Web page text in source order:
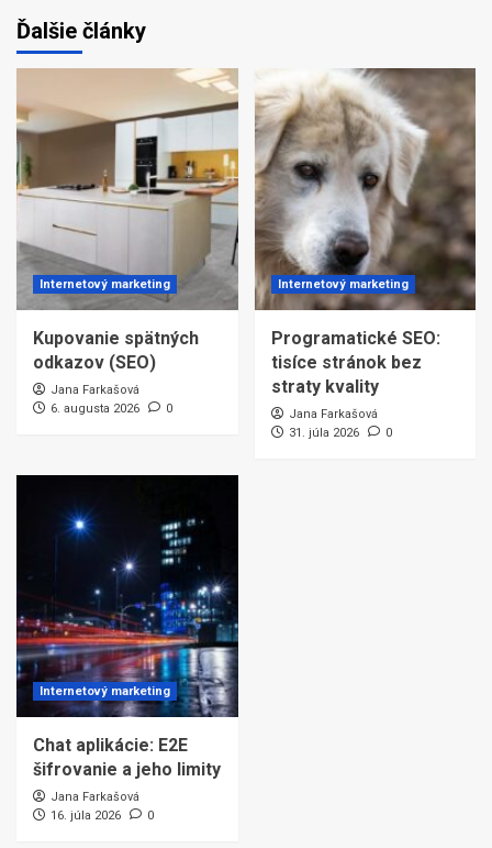
Ďalšie články
Internetový marketing
Kupovanie spätných
odkazov (SEO)
Jana Farkašová
6. augusta 2026
0
Internetový marketing
Programatické SEO:
tisíce stránok bez
straty kvality
Jana Farkašová
31. júla 2026
0
Internetový marketing
Chat aplikácie: E2E
šifrovanie a jeho limity
Jana Farkašová
16. júla 2026
0